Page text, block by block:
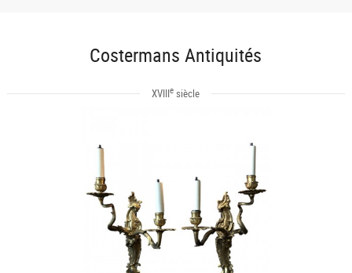
Costermans Antiquités
XVIIIe siècle